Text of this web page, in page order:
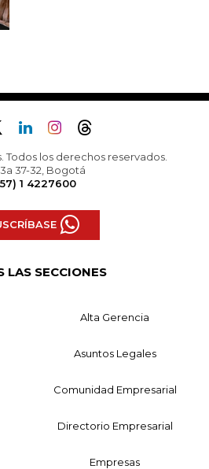
Todos los derechos reservados.
37-32, Bogotá
1 4227600
LAS SECCIONES
Alta Gerencia
Asuntos Legales
Comunidad Empresarial
Directorio Empresarial
Empresas